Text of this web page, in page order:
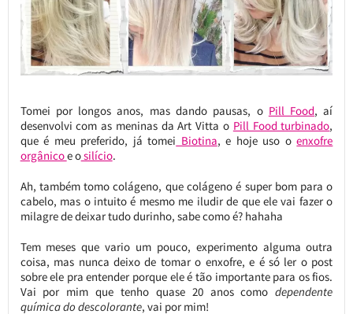
Tomei por longos anos, mas dando pausas, o Pill Food, aí
desenvolvi com as meninas da Art Vitta o Pill Food turbinado,
que é meu preferido, já tomei Biotina, e hoje uso oenxofre
orgânicoe osilício.
Ah, também tomo colágeno, que colágeno é super bom para o
cabelo, mas o intuito é mesmo me iludir de que ele vai fazer o
milagre de deixar tudo durinho, sabe como é? hahaha
Tem meses que vario um pouco, experimento alguma outra
coisa, mas nunca deixo de tomar o enxofre, e é só ler o post
sobre ele pra entender porque ele é tão importante para os fios.
Vai por mim que tenho quase 20 anos comodependente
química do descolorante, vai por mim!